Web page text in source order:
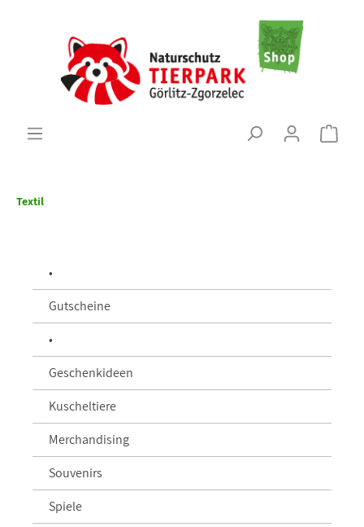
Textil
•
Gutscheine
•
Geschenkideen
Kuscheltiere
Merchandising
Souvenirs
Spiele